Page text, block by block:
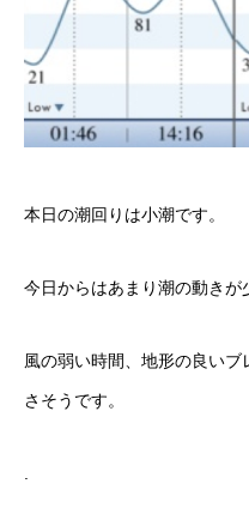
本日の潮回りは小潮です。
今日からはあまり潮の動きが
風の弱い時間、地形の良い
さそうです。